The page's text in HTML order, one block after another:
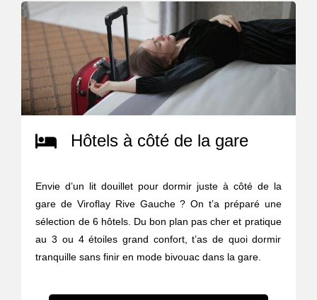
Hôtels à côté de la gare
Envie d’un lit douillet pour dormir juste à côté de la
gare de Viroflay Rive Gauche ? On t’a préparé une
sélection de 6 hôtels. Du bon plan pas cher et pratique
au 3 ou 4 étoiles grand confort, t’as de quoi dormir
tranquille sans finir en mode bivouac dans la gare.